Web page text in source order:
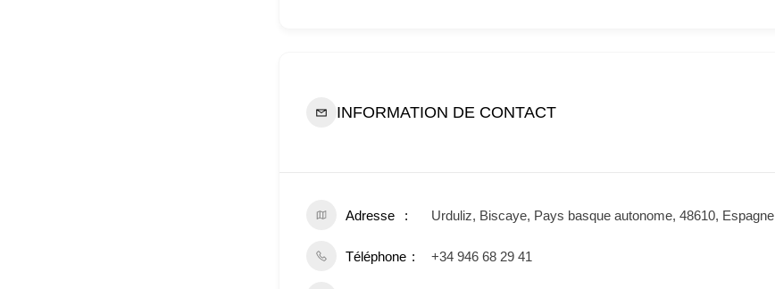
INFORMATION DE CONTACT
Adresse Urduliz, Biscaye, Pays basque autonome, 48610, Espagne
Téléphone +34 946 68 29 41